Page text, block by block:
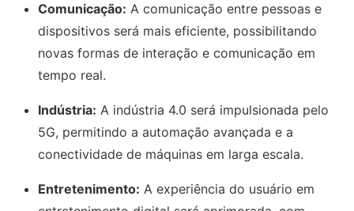
Comunicação: A comunicação entre pessoas e
dispositivos será mais eficiente, possibilitando
novas formas de interação e comunicação em
tempo real.
Indústria: A indústria 4.0 será impulsionada pelo
5G, permitindo a automação avançada e a
conectividade de máquinas em larga escala.
Entretenimento: A experiência do usuário em